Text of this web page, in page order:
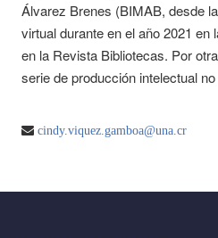
Álvarez Brenes (BIMAB, desde
virtual durante en el año 2021 en
en la Revista Bibliotecas. Por
serie de producción intelectual
cindy.viquez.gamboa@una.cr